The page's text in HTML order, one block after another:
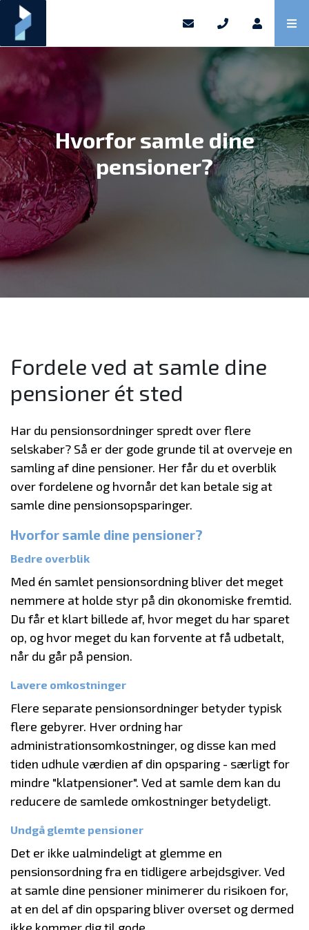
Hvorfor samle dine
pensioner?
Fordele ved at samle dine
pensioner ét sted
Har du pensionsordninger spredt over flere
selskaber? Så er der gode grunde til at overveje en
samling af dine pensioner. Her får du et overblik
over fordelene og hvornår det kan betale sig at
samle dine pensionsopsparinger.
Hvorfor samle dine pensioner?
Bedre overblik
Med én samlet pensionsordning bliver det meget
nemmere at holde styr på din økonomiske fremtid.
Du får et klart billede af, hvor meget du har sparet
op, og hvor meget du kan forvente at få udbetalt,
når du går på pension.
Lavere omkostninger
Flere separate pensionsordninger betyder typisk
flere gebyrer. Hver ordning har
administrationsomkostninger, og disse kan med
tiden udhule værdien af din opsparing - særligt for
mindre "klatpensioner". Ved at samle dem kan du
reducere de samlede omkostninger betydeligt.
Undgå glemte pensioner
Det er ikke ualmindeligt at glemme en
pensionsordning fra en tidligere arbejdsgiver. Ved
at samle dine pensioner minimerer du risikoen for,
at en del af din opsparing bliver overset og dermed